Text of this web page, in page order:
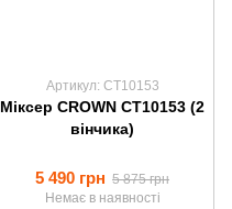
Артикул: CT10153
Міксер CROWN CT10153 (2
вінчика)
5 490 грн 5 875 грн
Немає в наявності